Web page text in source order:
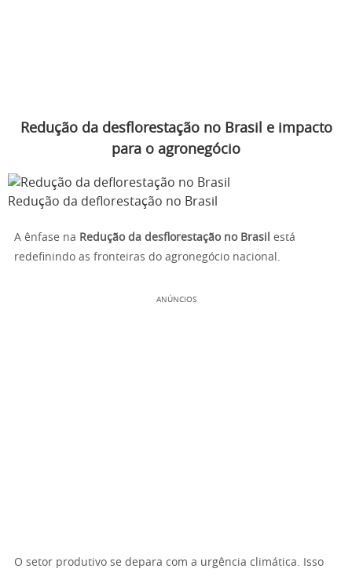
Redução da desflorestação no Brasil e impacto
para o agronegócio
Redução da deflorestação no Brasil
A ênfase na Redução da desflorestação no Brasil
está
redefinindo as fronteiras do agronegócio nacional.
ANÚNCIOS
O setor produtivo se depara com a urgência climática. Isso